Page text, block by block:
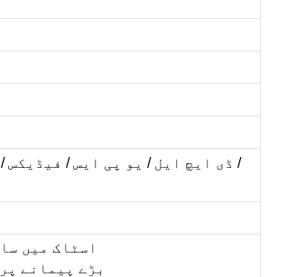
ڈی ایچ ایل / یو پی ایس / فیڈیکس
اسٹاک میں سامان: 2-5 کام
بڑے پیمانے پر